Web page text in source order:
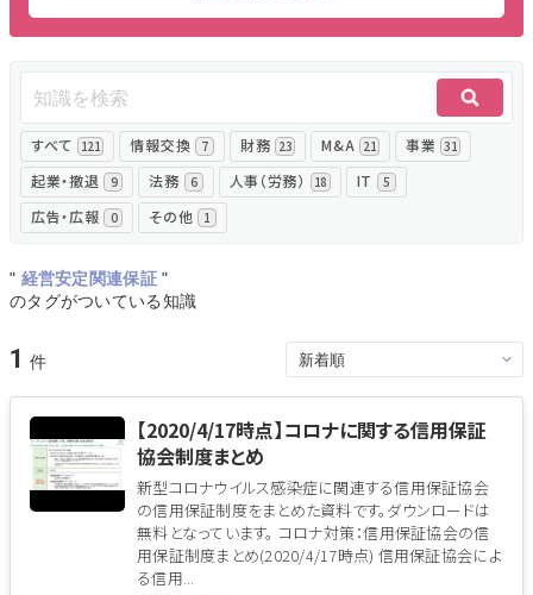
すべて 121 情報交換 7 財務 23 M&A 21 事業 31
起業・撤退 9 法務 6 人事（労務） 18 IT 5
広告・広報 0 その他 1
" 経営安定関連保証"
のタグがついている知識
1
【2020/4/17時点】コロナに関する信用保証
協会制度まとめ
新型コロナウイルス感染症に関連する信用保証協会
の信用保証制度をまとめた資料です。ダウンロードは
無料となっています。 コロナ対策：信用保証協会の信
用保証制度まとめ(2020/4/17時点) 信用保証協会によ
る信用...